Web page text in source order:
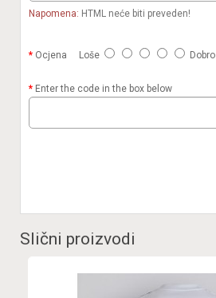
Napomena: HTML neće biti preveden!
Ocjena Loše Dobro
Enter the code in the box below
Slični proizvodi